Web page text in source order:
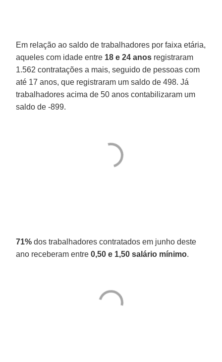
Em relação ao saldo de trabalhadores por faixa etária,
aqueles com idade entre 18 e 24 anos registraram
1.562 contratações a mais, seguido de pessoas com
até 17 anos, que registraram um saldo de 498. Já
trabalhadores acima de 50 anos contabilizaram um
saldo de -899.
71% dos trabalhadores contratados em junho deste
ano receberam entre0,50 e 1,50 salário mínimo.